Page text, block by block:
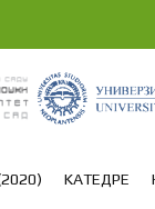
KАТЕДРЕ